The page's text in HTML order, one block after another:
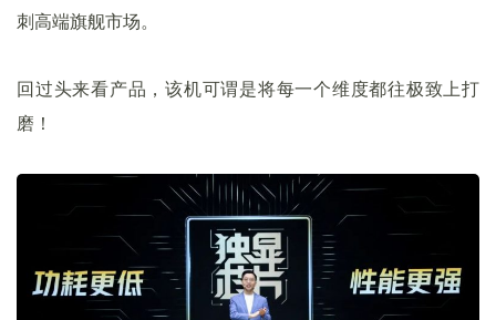
刺高端旗舰市场。
回过头来看产品，该机可谓是将每一个维度都往极致上打
磨！